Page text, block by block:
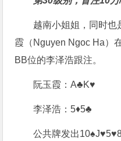
越南小姐姐，同时也
霞（Nguyen Ngoc Ha）
BB位的李泽浩跟注。
阮玉霞：A♣K♥
李泽浩：5♦5♣
公共牌发出